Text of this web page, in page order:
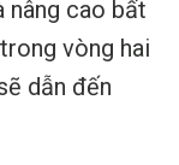
nâng cao bất
vòng hai
dẫn đến